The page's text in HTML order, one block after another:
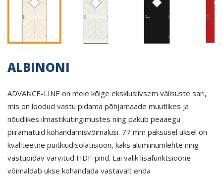
ALBINONI
ADVANCE-LINE on meie kõige eksklusiivsem välisuste sari,
mis on loodud vastu pidama põhjamaade muutlikes ja
nõudlikes ilmastikutingimustes ning pakub peaaegu
piiramatuid kohandamisvõimalusi. 77 mm paksusel uksel on
kvaliteetne puitkiudisolatisioon, kaks alumiinumlehte ning
vastupidav värvitud HDF-pind. Lai valik lisafunktsioone
võimaldab ukse kohandada vastavalt enda